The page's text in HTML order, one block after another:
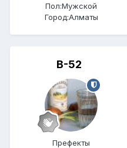
Пол:Мужской
Город:Алматы
B-52
Префекты